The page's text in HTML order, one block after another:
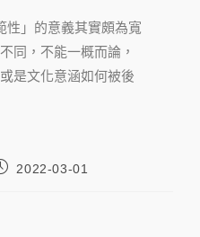
性」的意義其實頗為寬
同，不能一概而論，
是文化意涵如何被後
2022-03-01